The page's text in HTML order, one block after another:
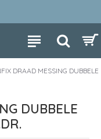
DRAAD MESSING DUBBELE
DUBBELE